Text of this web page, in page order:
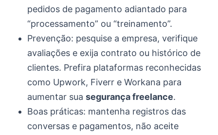
pedidos de pagamento adiantado para
“processamento” ou “treinamento”.
Prevenção: pesquise a empresa, verifique
avaliações e exija contrato ou histórico de
clientes. Prefira plataformas reconhecidas
como Upwork, Fiverr e Workana para
aumentar sua segurança freelance.
Boas práticas: mantenha registros das
conversas e pagamentos, não aceite